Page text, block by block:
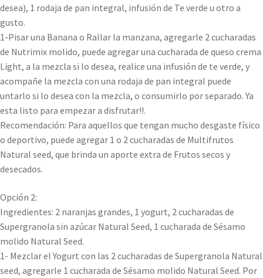
desea), 1 rodaja de pan integral, infusión de Te verde u otro a
gusto.
1-Pisar una Banana o Rallar la manzana, agregarle 2 cucharadas
de Nutrimix molido, puede agregar una cucharada de queso crema
Light, a la mezcla si lo desea, realice una infusión de te verde, y
acompañe la mezcla con una rodaja de pan integral puede
untarlo si lo desea con la mezcla, o consumirlo por separado. Ya
esta listo para empezar a disfrutar!!.
Recomendación: Para aquellos que tengan mucho desgaste físico
o deportivo, puede agregar 1 o 2 cucharadas de Multifrutos
Natural seed, que brinda un aporte extra de Frutos secos y
desecados.
Opción 2:
Ingredientes: 2 naranjas grandes, 1 yogurt, 2 cucharadas de
Supergranola sin azúcar Natural Seed, 1 cucharada de Sésamo
molido Natural Seed.
1- Mezclar el Yogurt con las 2 cucharadas de Supergranola Natural
seed, agregarle 1 cucharada de Sésamo molido Natural Seed. Por